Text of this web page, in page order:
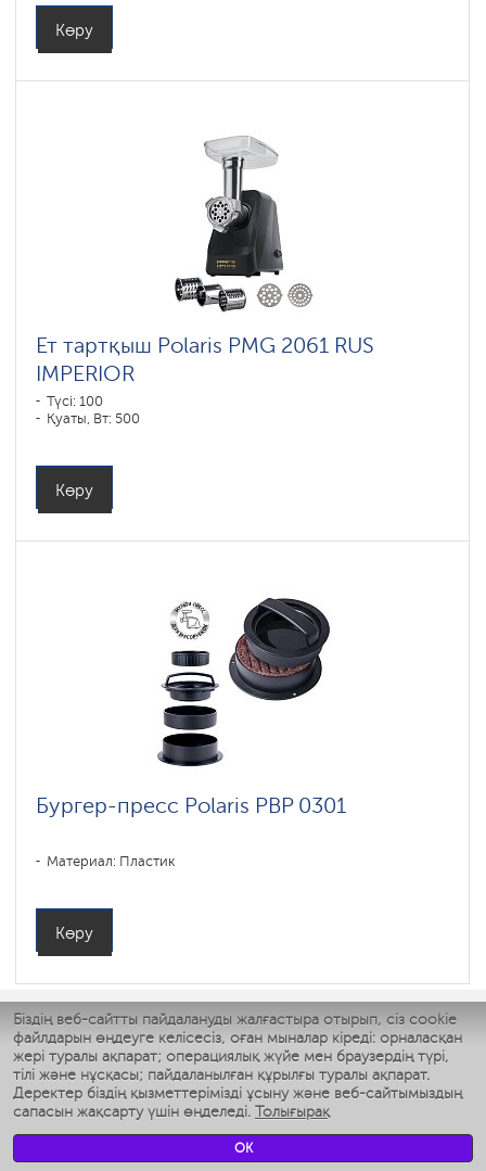
Біздің веб-сайтты пайдалануды жалғастыра отырып, сіз cookie
файлдарын өңдеуге келісесіз, оған мыналар кіреді: орналасқан
жері туралы ақпарат; операциялық жүйе мен браузердің түрі,
тілі және нұсқасы; пайдаланылған құрылғы туралы ақпарат.
Деректер біздің қызметтерімізді ұсыну және веб-сайтымыздың
сапасын жақсарту үшін өңделеді. Толығырақ
OK
Көру
Ет тартқыш Polaris PMG 2061 RUS
IMPERIOR
Түсі: 100
Қуаты, Вт: 500
Көру
Бургер-пресс Polaris PBP 0301
Материал: Пластик
Көру
СЕНІМДІЛІК
Кепілдік және сервистік қызмет көрсету